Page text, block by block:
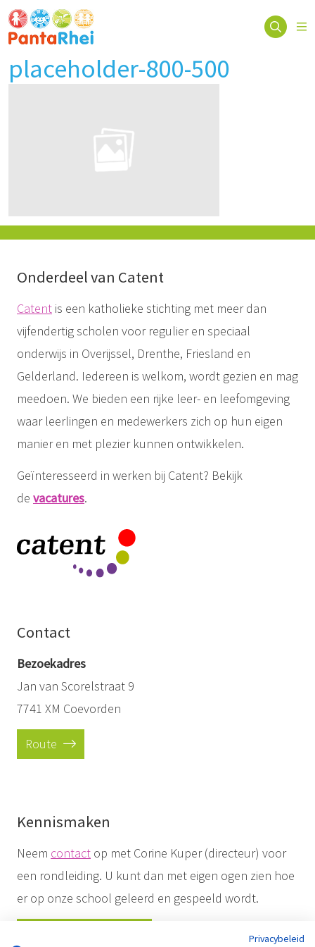
placeholder-800-500
Onderdeel van Catent
Catent is een katholieke stichting met meer dan
vijfendertig scholen voor regulier en speciaal
onderwijs in Overijssel, Drenthe, Friesland en
Gelderland. Iedereen is welkom, wordt gezien en mag
meedoen. We bieden een rijke leer- en leefomgeving
waar leerlingen en medewerkers zich op hun eigen
manier en met plezier kunnen ontwikkelen.
Geïnteresseerd in werken bij Catent? Bekijk
de vacatures.
Contact
Bezoekadres
Jan van Scorelstraat 9
7741 XM Coevorden
Route
Kennismaken
Neem contact op met Corine Kuper (directeur) voor
een rondleiding. U kunt dan met eigen ogen zien hoe
er op onze school geleerd en gespeeld wordt.
Privacybeleid